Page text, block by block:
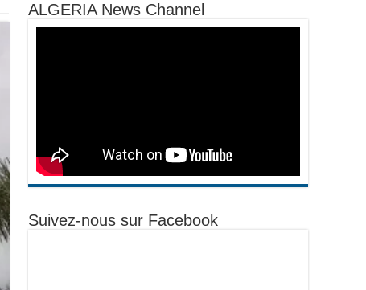
ALGERIA News Channel
Suivez-nous sur Facebook